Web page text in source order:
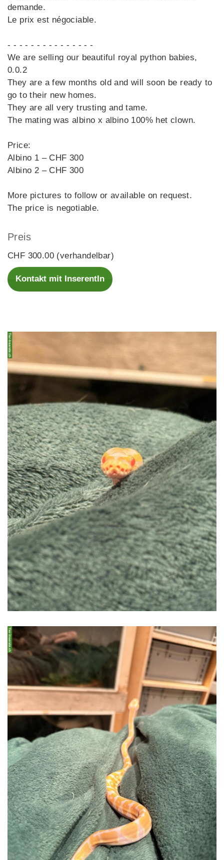
demande.
Le prix est négociable.
- - - - - - - - - - - - - - -
We are selling our beautiful royal python babies,
0.0.2
They are a few months old and will soon be ready to
go to their new homes.
They are all very trusting and tame.
The mating was albino x albino 100% het clown.
Price:
Albino 1 – CHF 300
Albino 2 – CHF 300
More pictures to follow or available on request.
The price is negotiable.
Preis
CHF 300.00 (verhandelbar)
Kontakt mit InserentIn